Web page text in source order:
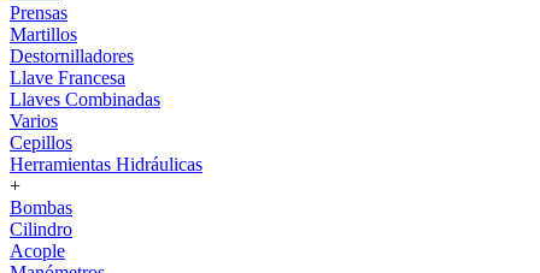
Prensas
Martillos
Destornilladores
Llave Francesa
Llaves Combinadas
Varios
Cepillos
Herramientas Hidráulicas
+
Bombas
Cilindro
Acople